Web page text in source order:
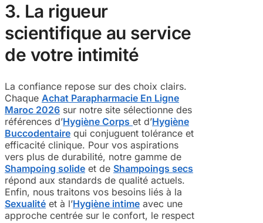
3. La rigueur
scientifique au service
de votre intimité
La confiance repose sur des choix clairs.
Chaque Achat Parapharmacie En Ligne
Maroc 2026 sur notre site sélectionne des
références d’Hygiène Corps et d’Hygiène
Buccodentaire qui conjuguent tolérance et
efficacité clinique. Pour vos aspirations
vers plus de durabilité, notre gamme de
Shampoing solide et de Shampoings secs
répond aux standards de qualité actuels.
Enfin, nous traitons vos besoins liés à la
Sexualité et à l’Hygiène intime avec une
approche centrée sur le confort, le respect